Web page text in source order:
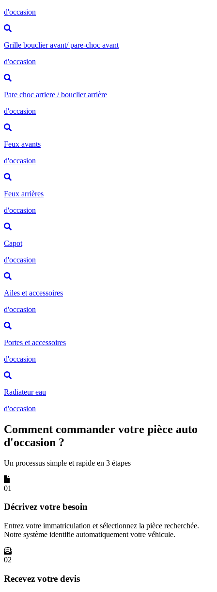
d'occasion
Grille bouclier avant/ pare-choc avant
d'occasion
Pare choc arriere / bouclier arrière
d'occasion
Feux avants
d'occasion
Feux arrières
d'occasion
Capot
d'occasion
Ailes et accessoires
d'occasion
Portes et accessoires
d'occasion
Radiateur eau
d'occasion
Comment commander votre pièce auto
d'occasion ?
Un processus simple et rapide en 3 étapes
01
Décrivez votre besoin
Entrez votre immatriculation et sélectionnez la pièce recherchée.
Notre système identifie automatiquement votre véhicule.
02
Recevez votre devis